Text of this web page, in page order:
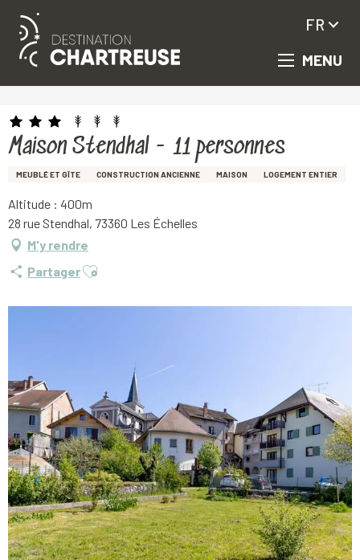
Aller
principal
MENU
FR
Maison Stendhal - 11 personnes
MEUBLÉ ET GÎTE CONSTRUCTION ANCIENNE MAISON LOGEMENT ENTIER
Altitude : 400m
28 rue Stendhal, 73360 Les Échelles
M'y rendre
PartagerAjouter aux favoris